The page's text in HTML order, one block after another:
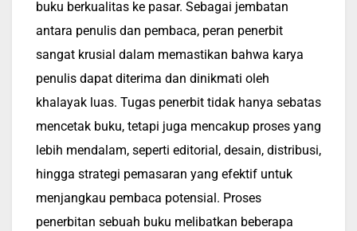
buku berkualitas ke pasar. Sebagai jembatan
antara penulis dan pembaca, peran penerbit
sangat krusial dalam memastikan bahwa karya
penulis dapat diterima dan dinikmati oleh
khalayak luas. Tugas penerbit tidak hanya sebatas
mencetak buku, tetapi juga mencakup proses yang
lebih mendalam, seperti editorial, desain, distribusi,
hingga strategi pemasaran yang efektif untuk
menjangkau pembaca potensial. Proses
penerbitan sebuah buku melibatkan beberapa